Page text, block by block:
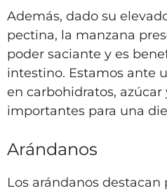
Además, dado su
pectina, la manzana
poder saciante y es
intestino. Estamos ante
en carbohidratos, azúcar
importantes para una
Arándanos
Los arándanos